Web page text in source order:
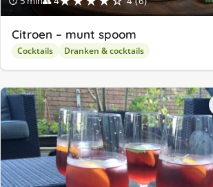
Citroen – munt spoom
Cocktails Dranken & cocktails